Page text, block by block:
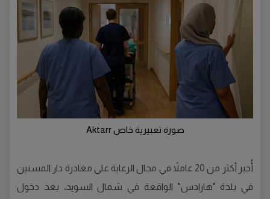
صورة تعبيرية خاص Aktarr
أُجبر أكثر من 20 عاملاً في مجال الرعاية على مغادرة دار المسنين
في بلدة "هارادس" الواقعة في شمال السويد، بعد دخول